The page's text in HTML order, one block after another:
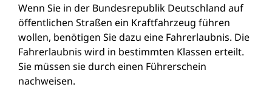
Wenn Sie in der Bundesrepublik Deutschland auf
öffentlichen Straßen ein Kraftfahrzeug führen
wollen, benötigen Sie dazu eine Fahrerlaubnis. Die
Fahrerlaubnis wird in bestimmten Klassen erteilt.
Sie müssen sie durch einen Führerschein
nachweisen.